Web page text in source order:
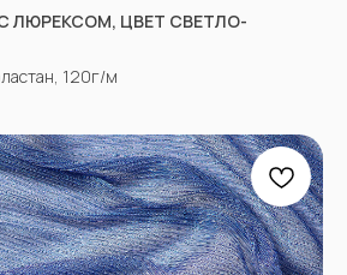
ЛЮРЕКСОМ, ЦВЕТ СВЕТЛО-
120г/м